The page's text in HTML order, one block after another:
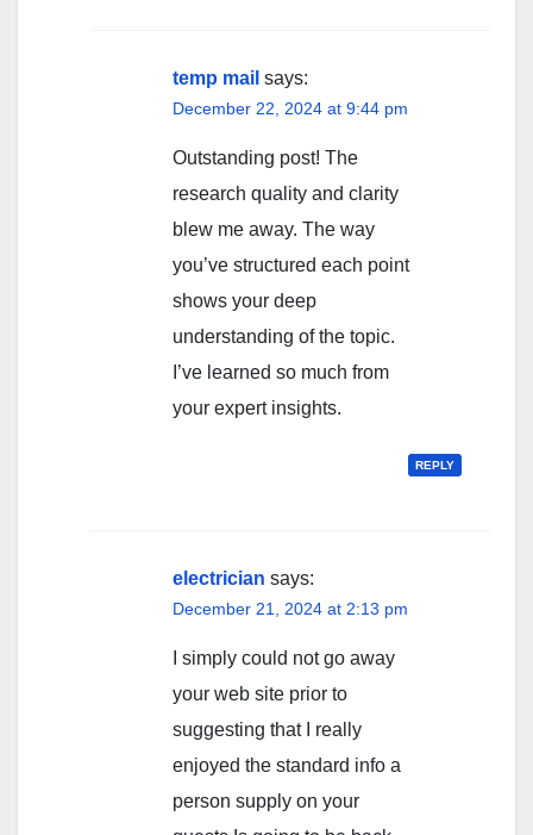
temp mail says:
December 22, 2024 at 9:44 pm
Outstanding post! The
research quality and clarity
blew me away. The way
you’ve structured each point
shows your deep
understanding of the topic.
I’ve learned so much from
your expert insights.
REPLY
electrician says:
December 21, 2024 at 2:13 pm
I simply could not go away
your web site prior to
suggesting that I really
enjoyed the standard info a
person supply on your